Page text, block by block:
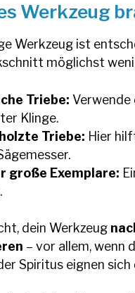
Werkzeug
Werkzeug ist
möglichst
Triebe: Verwende
Klinge.
Triebe: Hier
große Exemplare:
dein Werkzeug
– vor allem, wenn
Spiritus eignen